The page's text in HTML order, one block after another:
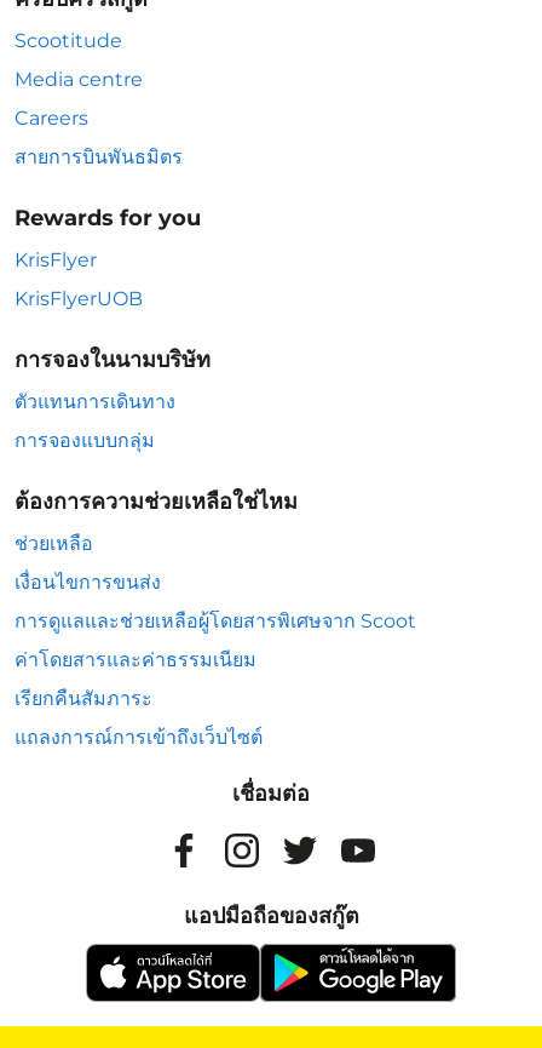
Scootitude
Media centre
Careers
สายการบินพันธมิตร
Rewards for you
KrisFlyer
KrisFlyerUOB
การจองในนามบริษัท
ตัวแทนการเดินทาง
การจองแบบกลุ่ม
ต้องการความช่วยเหลือใช่ไหม
ช่วยเหลือ
เงื่อนไขการขนส่ง
การดูแลและช่วยเหลือผู้โดยสารพิเศษจาก Scoot
ค่าโดยสารและค่าธรรมเนียม
เรียกคืนสัมภาระ
แถลงการณ์การเข้าถึงเว็บไซต์
เชื่อมต่อ
แอปมือถือของสกู๊ต